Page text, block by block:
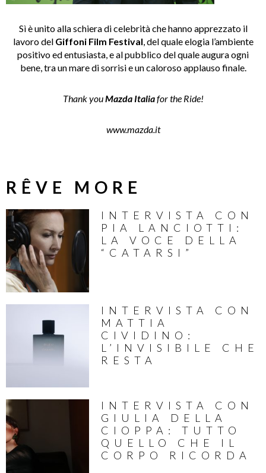
Sì è unito alla schiera di celebrità che hanno apprezzato il
lavoro del Giffoni Film Festival, del quale elogia l’ambiente
positivo ed entusiasta, e al pubblico del quale augura ogni
bene, tra un mare di sorrisi e un caloroso applauso finale.
Thank youMazda Italiafor the Ride!
www.mazda.it
RÊVE MORE
INTERVISTA CON
PIA LANCIOTTI:
LA VOCE DELLA
“CATARSI”
INTERVISTA CON
MATTIA
CIVIDINO:
L’INVISIBILE CHE
RESTA
INTERVISTA CON
GIULIA DELLA
CIOPPA: TUTTO
QUELLO CHE IL
CORPO RICORDA